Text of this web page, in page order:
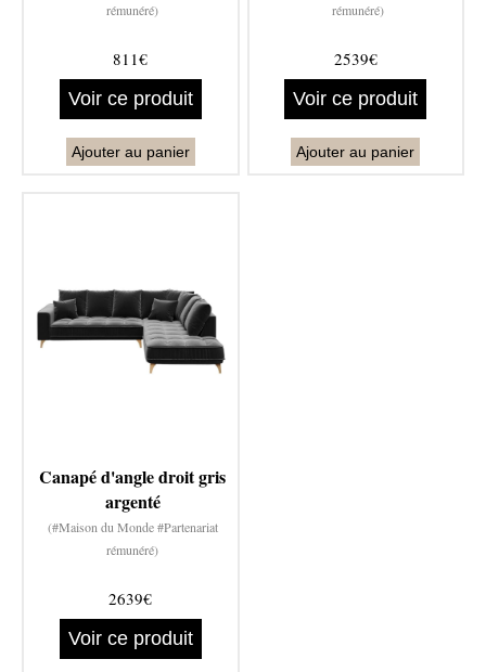
rémunéré)
811€
Voir ce produit
Ajouter au panier
rémunéré)
2539€
Voir ce produit
Ajouter au panier
Canapé d'angle droit gris
argenté
(#Maison du Monde #Partenariat
rémunéré)
2639€
Voir ce produit